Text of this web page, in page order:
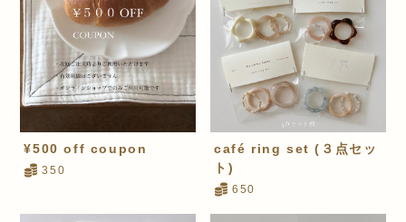
¥500 off coupon
350
café ring set (３点セッ
ト)
650